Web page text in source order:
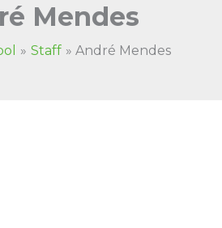
Mendes
Staff André Mendes